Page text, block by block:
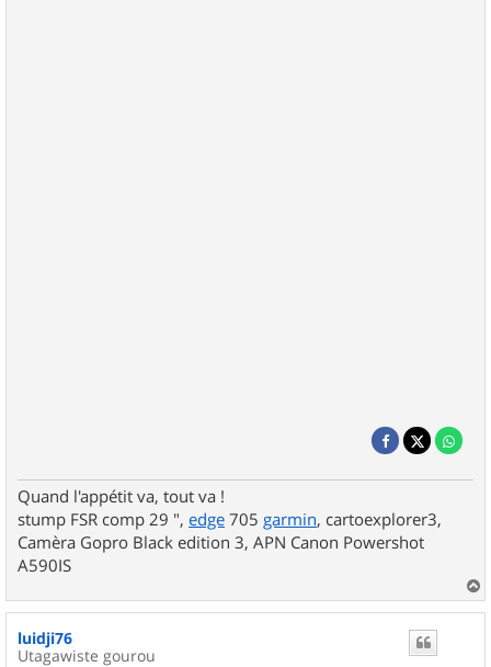
Quand l'appétit va, tout va !
stump FSR comp 29 ", edge 705 garmin, cartoexplorer3,
Camèra Gopro Black edition 3, APN Canon Powershot
A590IS
a
u
luidji76
Utagawiste gourou